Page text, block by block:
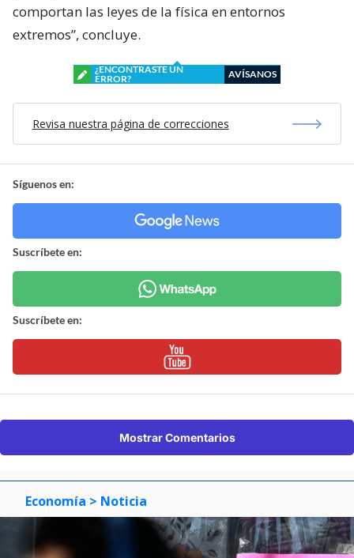
comportan las leyes de la física en entornos
extremos”, concluye.
¿ENCONTRASTE UN
ERROR?
AVÍSANOS
Revisa nuestra página de correcciones
Síguenos en:
Suscríbete en:
Suscríbete en:
Mostrar Comentarios
Economía > Noticia